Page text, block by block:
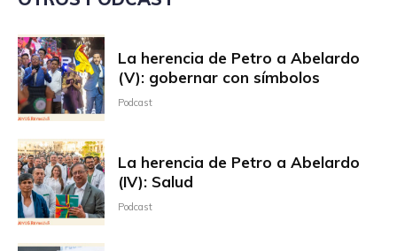
La herencia de Petro a Abelardo
(V): gobernar con símbolos
Podcast
La herencia de Petro a Abelardo
(IV): Salud
Podcast